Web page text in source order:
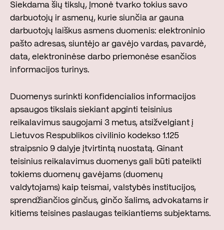
Siekdama šių tikslų, Įmonė tvarko tokius savo
darbuotojų ir asmenų, kurie siunčia ar gauna
darbuotojų laiškus asmens duomenis: elektroninio
pašto adresas, siuntėjo ar gavėjo vardas, pavardė,
data, elektroninėse darbo priemonėse esančios
informacijos turinys.
Duomenys surinkti konfidencialios informacijos
apsaugos tikslais siekiant apginti teisinius
reikalavimus saugojami 3 metus, atsižvelgiant į
Lietuvos Respublikos civilinio kodekso 1.125
straipsnio 9 dalyje įtvirtintą nuostatą. Ginant
teisinius reikalavimus duomenys gali būti pateikti
tokiems duomenų gavėjams (duomenų
valdytojams) kaip teismai, valstybės institucijos,
sprendžiančios ginčus, ginčo šalims, advokatams ir
kitiems teisines paslaugas teikiantiems subjektams.